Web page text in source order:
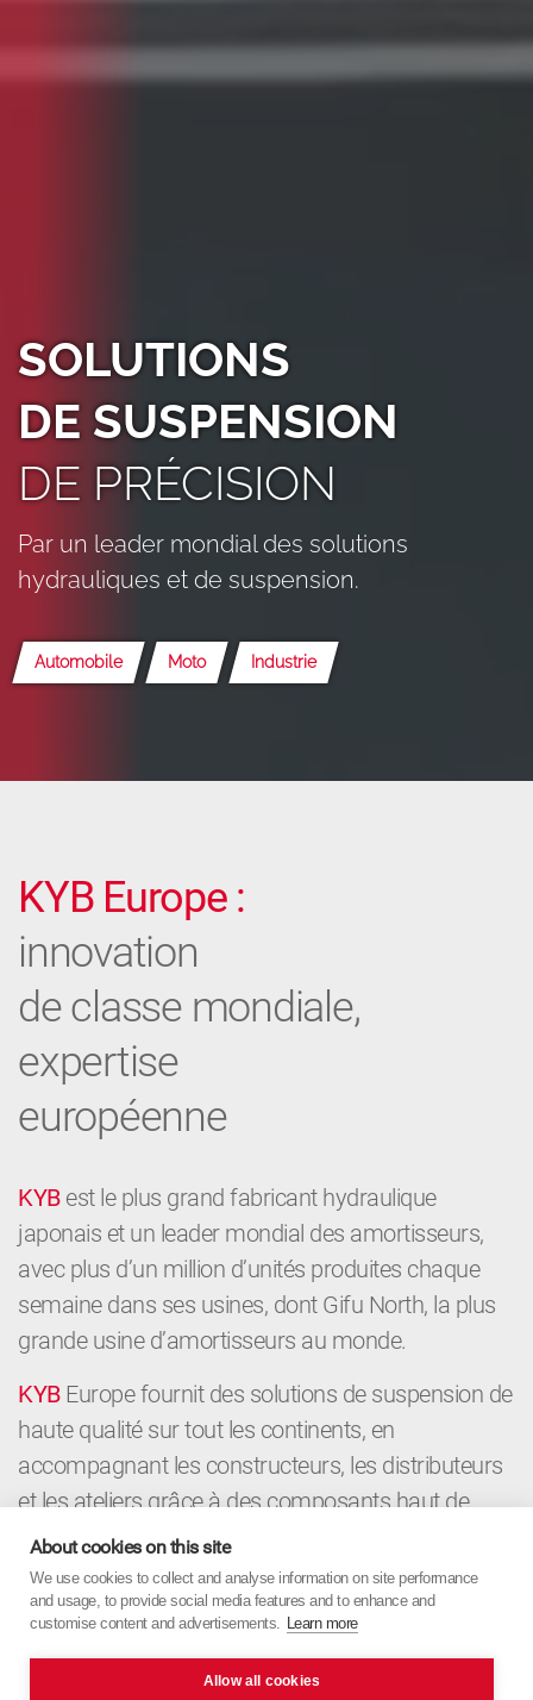
SOLUTIONS
DE SUSPENSION
DE PRÉCISION
Par un leader mondial des solutions
hydrauliques et de suspension.
Automobile Moto Industrie
KYB Europe :
innovation
de classe mondiale,
expertise
européenne
KYBest le plus grand fabricant hydraulique
japonais et un leader mondial des amortisseurs,
avec plus d’un million d’unités produites chaque
semaine dans ses usines, dont Gifu North, la plus
grande usine d’amortisseurs au monde.
KYBEurope fournit des solutions de suspension de
haute qualité sur tout les continents, en
accompagnant les constructeurs, les distributeurs
et les ateliers grâce à des composants haut de
gamme et une expertise locale. De la première
monte au marché de la rechange,KYBEurope allie
la précision japonaise à l’expertise européenne.
About cookies on this site
We use cookies to collect and analyse information on site performance
and usage, to provide social media features and to enhance and
customise content and advertisements. Learn more
Allow all cookies